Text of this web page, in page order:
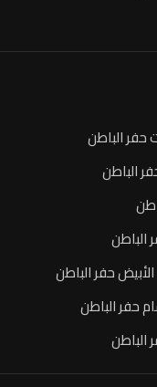
الباطن
الباطن
حفر الباطن
حفر الباطن